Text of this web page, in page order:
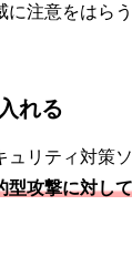
注意をはら
れる
リティ対策
攻撃に対し